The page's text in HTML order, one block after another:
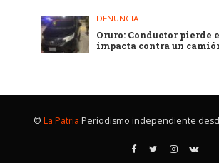
DENUNCIA
Oruro: Conductor pierde
impacta contra un
© La Patria Periodismo independiente